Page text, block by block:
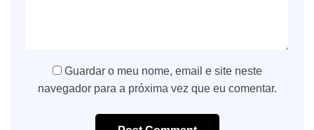
Guardar o meu nome, email e site neste
navegador para a próxima vez que eu comentar.